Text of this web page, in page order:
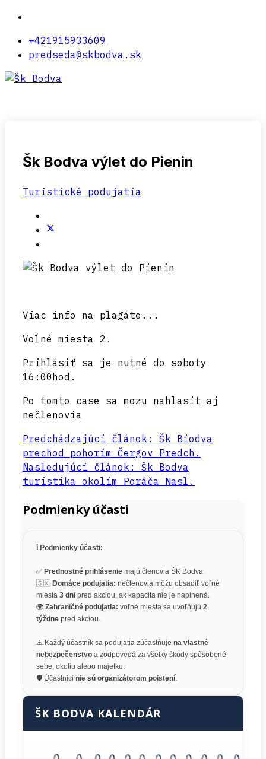
+421915933609
predseda@skbodva.sk
Šk Bodva výlet do Pienin
Turistické podujatia
Viac info na plagáte...
Voĺné miesta 2.
Prihlásiť sa je nutné do soboty
16:00hod.
Po tomto case sa mozu nahlasit aj
nečlenovia
Predchádzajúci článok: Šk Biodva
prechod pohorím Čergov Predch.
Nasledujúci článok: Šk Bodva
turistika okolím Poráča Nasl.
Podmienky účasti
ℹ️ Podmienky účasti:
✅ Prednostné prihlásenie majú členovia ŠK Bodva.
🇸🇰 Domáce podujatia: nečlenovia môžu obsadiť voľné
miesta 3 dni pred akciou, ak kapacita nie je naplnená.
🌍 Zahraničné podujatia: voľné miesta sa uvoľňujú 2
týždne pred akciou.
⚠️ Každý účastník sa podujatia zúčastňuje na vlastné
nebezpečenstvo a zodpovedá za všetky škody spôsobené
sebe, okoliu alebo majetku.
🛡️ Účastníci nie sú organizátorom poistení.
ŠK BODVA KALENDÁR